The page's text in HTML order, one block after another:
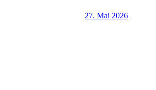
27. Mai 2026